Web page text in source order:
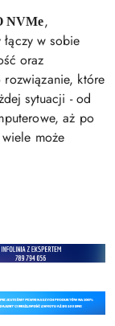
NVMe,
w sobie
oraz
rozwiązanie, które
sytuacji - od
aż po
może